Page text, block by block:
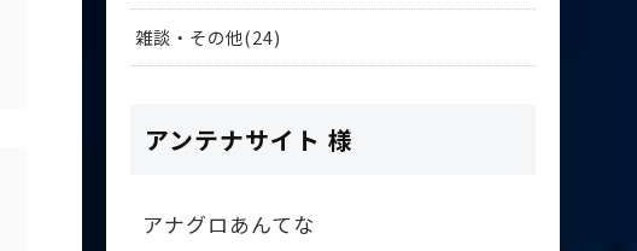
雑談・その他 24
アンテナサイト 様
アナグロあんてな